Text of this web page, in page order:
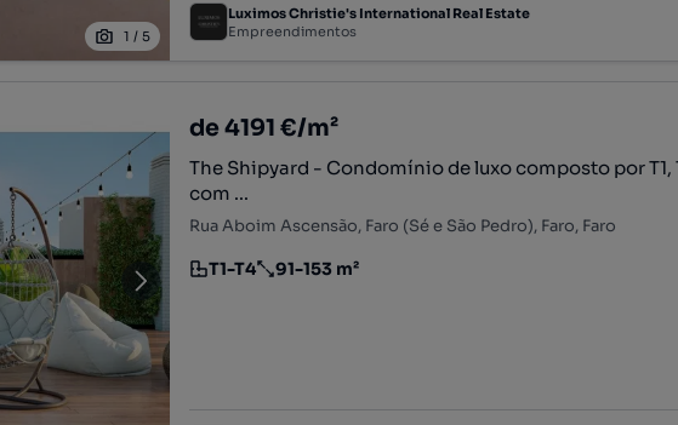
1 / 5
Luximos Christie's International Real Estate
Empreendimentos
de 4191 €/m²
The Shipyard - Condomínio de luxo composto por T1,
com ...
Rua Aboim Ascensão, Faro (Sé e São Pedro), Faro, Faro
Tipologia
T1-T4
Preço por metro quadrado
91-153 m²